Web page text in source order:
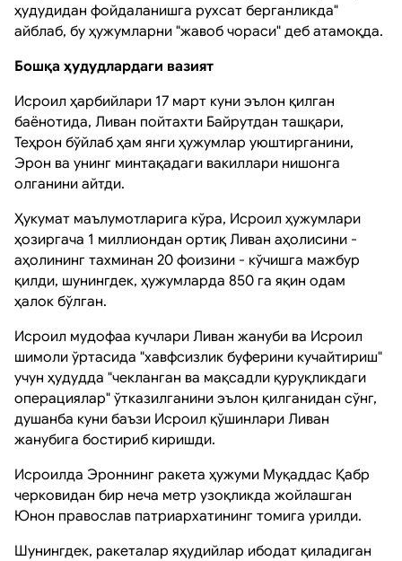
ҳудудидан фойдаланишга рухсат берганликда"
айблаб, бу ҳужумларни "жавоб чораси" деб атамоқда.
Бошқа ҳудудлардаги вазият
Исроил ҳарбийлари 17 март куни эълон қилган
баёнотида, Ливан пойтахти Байрутдан ташқари,
Теҳрон бўйлаб ҳам янги ҳужумлар уюштирганини,
Эрон ва унинг минтақадаги вакиллари нишонга
олганини айтди.
Ҳукумат маълумотларига кўра, Исроил ҳужумлари
ҳозиргача 1 миллиондан ортиқ Ливан аҳолисини -
аҳолининг тахминан 20 фоизини - кўчишга мажбур
қилди, шунингдек, ҳужумларда 850 га яқин одам
ҳалок бўлган.
Исроил мудофаа кучлари Ливан жануби ва Исроил
шимоли ўртасида "хавфсизлик буферини кучайтириш"
учун ҳудудда "чекланган ва мақсадли қуруқликдаги
операциялар" ўтказилганини эълон қилганидан сўнг,
душанба куни баъзи Исроил қўшинлари Ливан
жанубига бостириб киришди.
Исроилда Эроннинг ракета ҳужуми Муқаддас Қабр
черковидан бир неча метр узоқликда жойлашган
Юнон православ патриархатининг томига урилди.
Шунингдек, ракеталар яҳудийлар ибодат қиладиган